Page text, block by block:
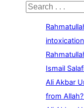
S
Ismail
Ali Akbar
from